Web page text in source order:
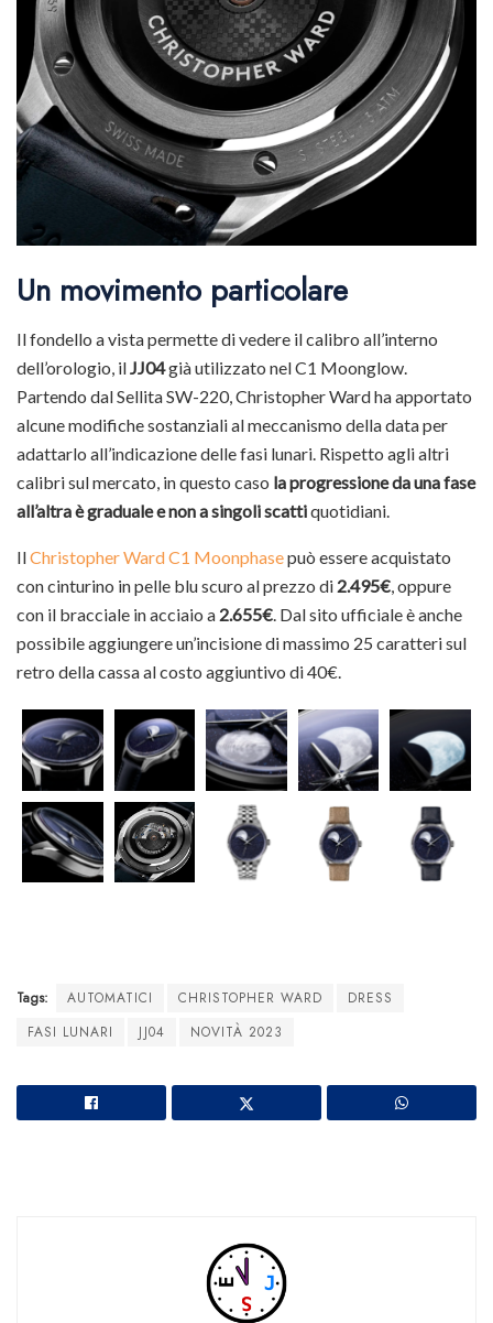
Un movimento particolare
Il fondello a vista permette di vedere il calibro all’interno
dell’orologio, ilJJ04già utilizzato nel C1 Moonglow.
Partendo dal Sellita SW-220, Christopher Ward ha apportato
alcune modifiche sostanziali al meccanismo della data per
adattarlo all’indicazione delle fasi lunari. Rispetto agli altri
calibri sul mercato, in questo caso la progressione da una fase
all’altra è graduale e non a singoli scattiquotidiani.
IlChristopher Ward C1 Moonphasepuò essere acquistato
con cinturino in pelle blu scuro al prezzo di 2.495€, oppure
con il bracciale in acciaio a 2.655€. Dal sito ufficiale è anche
possibile aggiungere un’incisione di massimo 25 caratteri sul
retro della cassa al costo aggiuntivo di 40€.
Tags: AUTOMATICI CHRISTOPHER WARD
DRESS
FASI LUNARI
JJ04 NOVITÀ 2023